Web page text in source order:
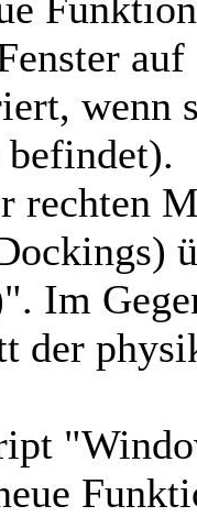
auf
wenn
befindet).
rechten
Im
der